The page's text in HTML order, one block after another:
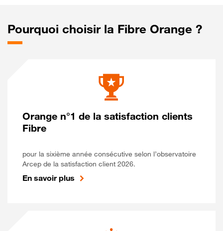
Pourquoi choisir la Fibre Orange ?
Orange n°1 de la satisfaction clients
Fibre
pour la sixième année consécutive selon l’observatoire
Arcep de la satisfaction client 2026.
En savoir plus